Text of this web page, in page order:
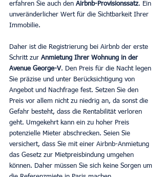
erfahren Sie auch den Airbnb-Provisionssatz. Ein
unveränderlicher Wert für die Sichtbarkeit Ihrer
Immobilie.
Daher ist die Registrierung bei Airbnb der erste
Schritt zur Anmietung Ihrer Wohnung in der
Avenue George-V. Den Preis für die Nacht legen
Sie präzise und unter Berücksichtigung von
Angebot und Nachfrage fest. Setzen Sie den
Preis vor allem nicht zu niedrig an, da sonst die
Gefahr besteht, dass die Rentabilität verloren
geht. Umgekehrt kann ein zu hoher Preis
potenzielle Mieter abschrecken. Seien Sie
versichert, dass Sie mit einer Airbnb-Anmietung
das Gesetz zur Mietpreisbindung umgehen
können. Daher müssen Sie sich keine Sorgen um